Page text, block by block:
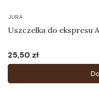
JURA
Uszczelka do ekspresu
Cena
25,50 zł